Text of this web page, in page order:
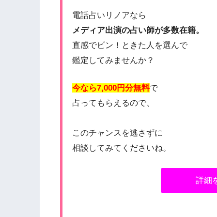
電話占いリノアなら
メディア出演の占い師が多数在籍。
直感でピン！ときた人を選んで
鑑定してみませんか？
今なら7,000円分無料で
占ってもらえるので、
このチャンスを逃さずに
相談してみてくださいね。
詳細